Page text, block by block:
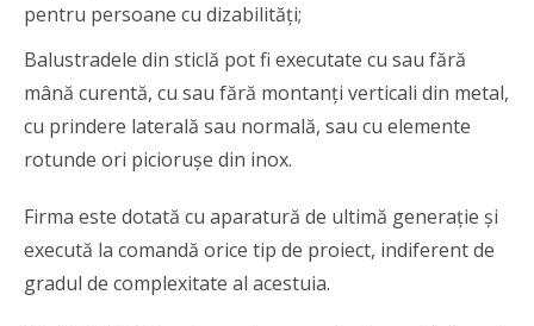
pentru persoane cu dizabilități;
Balustradele din sticlă pot fi executate cu sau fără
mână curentă, cu sau fără montanți verticali din metal,
cu prindere laterală sau normală, sau cu elemente
rotunde ori piciorușe din inox.
Firma este dotată cu aparatură de ultimă generație și
execută la comandă orice tip de proiect, indiferent de
gradul de complexitate al acestuia.